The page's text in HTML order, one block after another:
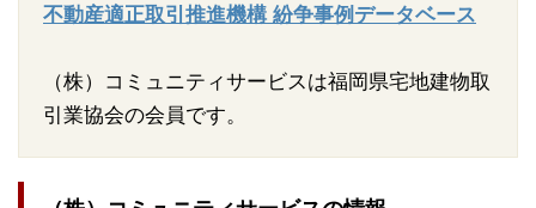
不動産適正取引推進機構 紛争事例データベース
（株）コミュニティサービスは福岡県宅地建物取
引業協会の会員です。